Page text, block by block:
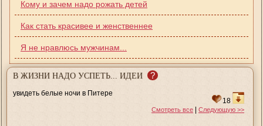
Кому и зачем надо рожать детей
Как стать красивее и женственнее
Я не нравлюсь мужчинам...
В ЖИЗНИ НАДО УСПЕТЬ... ИДЕИ ?
увидеть белые ночи в Питере
18
Смотреть все | Следующую >>